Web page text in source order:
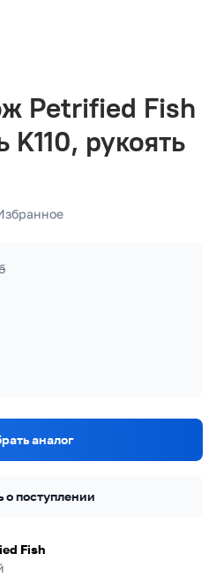
Petrified Fish
K110, рукоять
Fish
аналог
о поступлении